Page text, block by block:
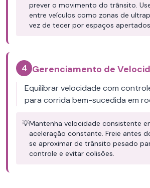
prever o movimento do trânsito.
entre veículos como zonas de
vez de tecer por espaços
4 Gerenciamento de
Equilibrar velocidade com
para corrida bem-sucedida em
💡Mantenha velocidade consistente
aceleração constante. Freie antes
se aproximar de trânsito pesado
controle e evitar colisões.